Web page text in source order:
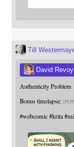
Till
David Revoy
Authenticity Problem
Bonus timelapse:
#webcomic #krita #